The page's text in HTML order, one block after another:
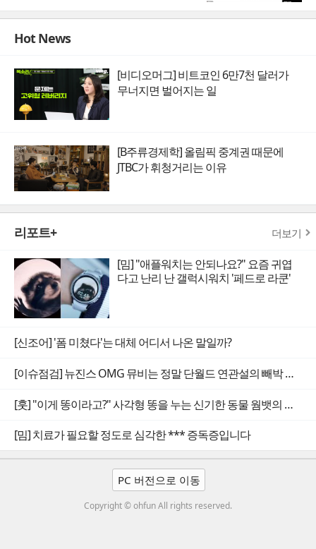
Hot News
[비디오머그] 비트코인 6만7천 달러가
무너지면 벌어지는 일
[B주류경제학] 올림픽 중계권 때문에
JTBC가 휘청거리는 이유
리포트+ 더보기
[밈] "애플워치는 안되나요?" 요즘 귀엽
다고 난리 난 갤럭시워치 '페드로 라쿤'
[신조어] '폼 미쳤다'는 대체 어디서 나온 말일까?
[이슈점검] 뉴진스 OMG 뮤비는 정말 단월드 연관설의 빼박 증거일까
[훗] "이게 똥이라고?" 사각형 똥을 누는 신기한 동물 웜뱃의 비밀
[밈] 치료가 필요할 정도로 심각한 *** 증독증입니다
PC 버전으로 이동
Copyright © ohfun All rights reserved.